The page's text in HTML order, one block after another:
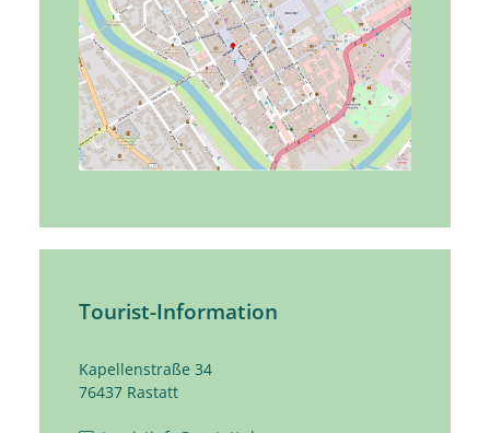
Tourist-Information
Kapellenstraße 34
76437 Rastatt